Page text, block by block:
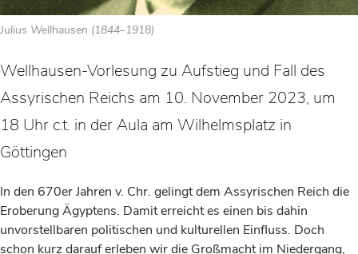
Julius Wellhausen (1844–1918)
Wellhausen-Vorlesung zu Aufstieg und Fall des
Assyrischen Reichs am 10. November 2023, um
18 Uhr c.t. in der Aula am Wilhelmsplatz in
Göttingen
In den 670er Jahren v. Chr. gelingt dem Assyrischen Reich die
Eroberung Ägyptens. Damit erreicht es einen bis dahin
unvorstellbaren politischen und kulturellen Einfluss. Doch
schon kurz darauf erleben wir die Großmacht im Niedergang,